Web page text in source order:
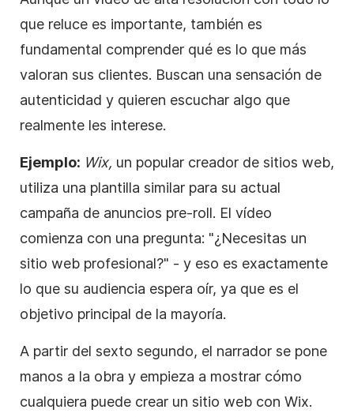
que reluce es importante, también es
fundamental comprender qué es lo que más
valoran sus clientes. Buscan una sensación de
autenticidad y quieren escuchar algo que
realmente les interese.
Ejemplo: Wix, un popular creador de sitios web,
utiliza una plantilla similar para su actual
campaña de anuncios pre-roll. El vídeo
comienza con una pregunta: "¿Necesitas un
sitio web profesional?" - y eso es exactamente
lo que su audiencia espera oír, ya que es el
objetivo principal de la mayoría.
A partir del sexto segundo, el narrador se pone
manos a la obra y empieza a mostrar cómo
cualquiera puede crear un sitio web con Wix.